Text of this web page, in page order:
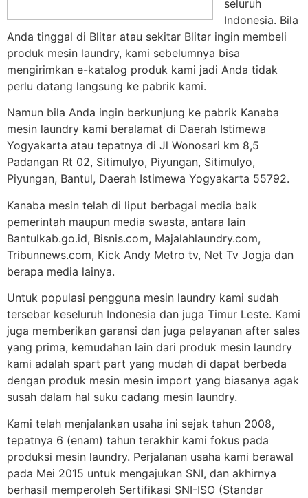
seluruh
Indonesia. Bila
Anda tinggal di Blitar atau sekitar Blitar ingin membeli
produk mesin laundry, kami sebelumnya bisa
mengirimkan e-katalog produk kami jadi Anda tidak
perlu datang langsung ke pabrik kami.
Namun bila Anda ingin berkunjung ke pabrik Kanaba
mesin laundry kami beralamat di Daerah Istimewa
Yogyakarta atau tepatnya di Jl Wonosari km 8,5
Padangan Rt 02, Sitimulyo, Piyungan, Sitimulyo,
Piyungan, Bantul, Daerah Istimewa Yogyakarta 55792.
Kanaba mesin telah di liput berbagai media baik
pemerintah maupun media swasta, antara lain
Bantulkab.go.id, Bisnis.com, Majalahlaundry.com,
Tribunnews.com, Kick Andy Metro tv, Net Tv Jogja dan
berapa media lainya.
Untuk populasi pengguna mesin laundry kami sudah
tersebar keseluruh Indonesia dan juga Timur Leste. Kami
juga memberikan garansi dan juga pelayanan after sales
yang prima, kemudahan lain dari produk mesin laundry
kami adalah spart part yang mudah di dapat berbeda
dengan produk mesin mesin import yang biasanya agak
susah dalam hal suku cadang mesin laundry.
Kami telah menjalankan usaha ini sejak tahun 2008,
tepatnya 6 (enam) tahun terakhir kami fokus pada
produksi mesin laundry. Perjalanan usaha kami berawal
pada Mei 2015 untuk mengajukan SNI, dan akhirnya
berhasil memperoleh Sertifikasi SNI-ISO (Standar